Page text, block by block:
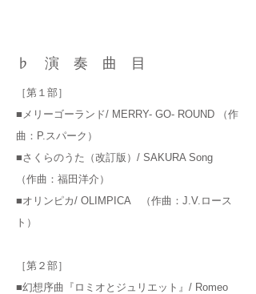
​♭演奏曲目
［第１部］
■メリーゴーランド/ MERRY- GO- ROUND （作
曲：P.スパーク）
■さくらのうた（改訂版）/ SAKURA Song
（作曲：福田洋介）
■オリンピカ/ OLIMPICA （作曲：J.V.ロース
ト）
［第２部］
■幻想序曲『ロミオとジュリエット』/ Romeo